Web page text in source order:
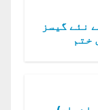
نئے گیسز
ختم